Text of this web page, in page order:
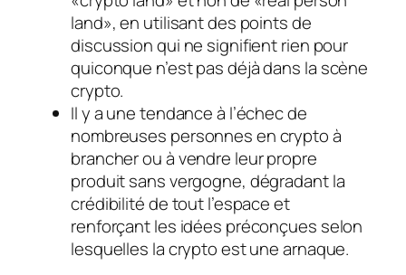
land», en utilisant des points de
discussion qui ne signifient rien pour
quiconque n’est pas déjà dans la scène
crypto.
Il y a une tendance à l’échec de
nombreuses personnes en crypto à
brancher ou à vendre leur propre
produit sans vergogne, dégradant la
crédibilité de tout l’espace et
renforçant les idées préconçues selon
lesquelles la crypto est une arnaque.